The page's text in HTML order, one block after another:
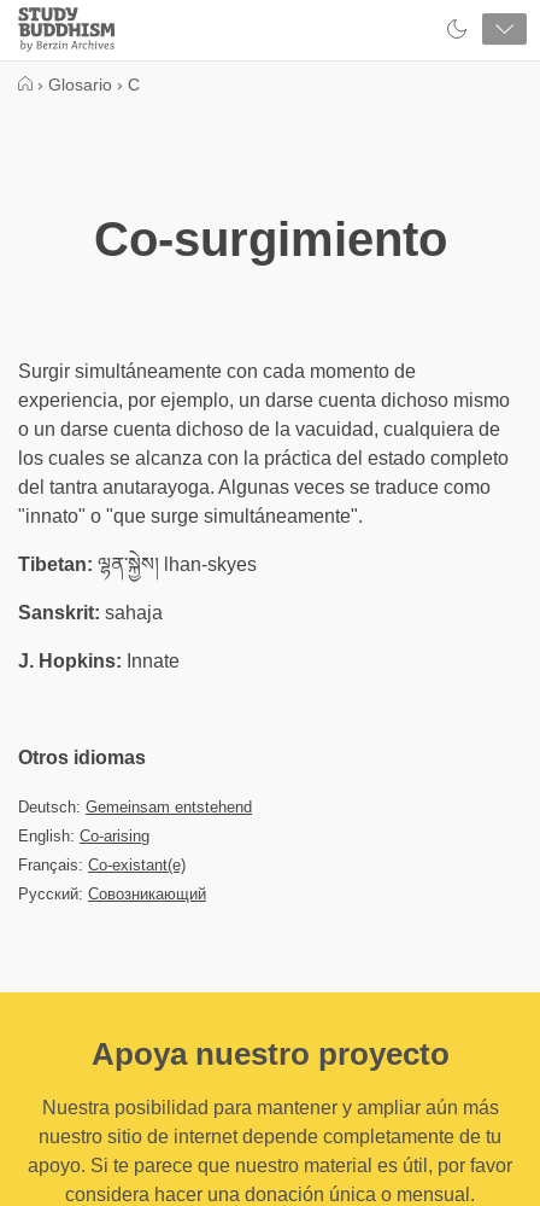
Close
Study
Buddhism
› Glosario › C
Co-surgimiento
Surgir simultáneamente con cada momento de
experiencia, por ejemplo, un darse cuenta dichoso mismo
o un darse cuenta dichoso de la vacuidad, cualquiera de
los cuales se alcanza con la práctica del estado completo
del tantra anutarayoga. Algunas veces se traduce como
"innato" o "que surge simultáneamente".
Tibetan: ལྷན་སྐྱེས། lhan-skyes
Sanskrit: sahaja
J. Hopkins: Innate
Otros idiomas
Deutsch: Gemeinsam entstehend
English: Co-arising
Français: Co-existant(e)
Русский: Совозникающий
Apoya nuestro proyecto
Nuestra posibilidad para mantener y ampliar aún más
nuestro sitio de internet depende completamente de tu
apoyo. Si te parece que nuestro material es útil, por favor
considera hacer una donación única o mensual.